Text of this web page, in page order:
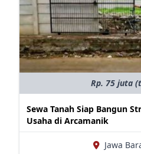
Rp. 75 juta
Sewa Tanah Siap Bangun
Usaha di Arcamanik
Jawa